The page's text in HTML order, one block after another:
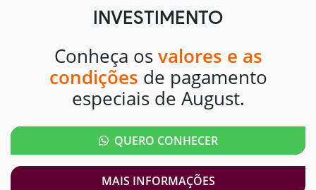
INVESTIMENTO
Conheça os valores e as
condições de pagamento
especiais de August.
QUERO CONHECER
MAIS INFORMAÇÕES